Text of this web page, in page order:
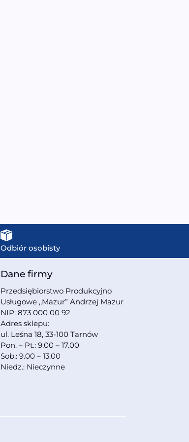
Odbiór osobisty
Dane firmy
Przedsiębiorstwo Produkcyjno
Usługowe ,,Mazur” Andrzej Mazur
NIP: 873 000 00 92
Adres sklepu:
ul. Leśna 18, 33-100 Tarnów
Pon. – Pt.: 9.00 – 17.00
Sob.: 9.00 – 13.00
Niedz.: Nieczynne